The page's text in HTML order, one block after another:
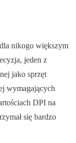
nikogo większym
jeden z
jako sprzęt
wymagających
DPI na
się bardzo